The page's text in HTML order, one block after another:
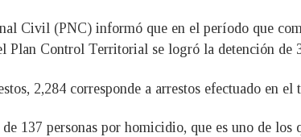
Civil (PNC) informó que en el período que
Plan Control Territorial se logró la detención de
2,284 corresponde a arrestos efectuado en
137 personas por homicidio, que es uno de